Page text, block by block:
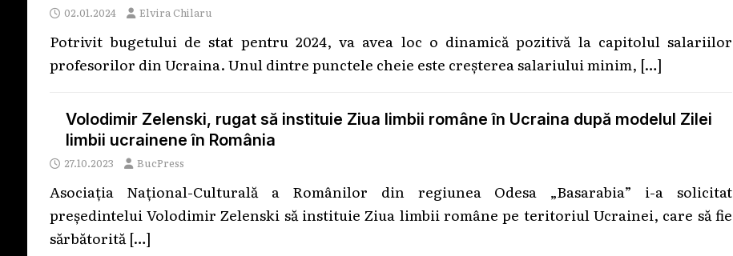
02.01.2024 Elvira Chilaru
Potrivit bugetului de stat pentru 2024, va avea loc o dinamică pozitivă la capitolul salariilor
profesorilor din Ucraina. Unul dintre punctele cheie este creșterea salariului minim, […]
Volodimir Zelenski, rugat să instituie Ziua limbii române în Ucraina după modelul Zilei
limbii ucrainene în România
27.10.2023 BucPress
Asociația Național-Culturală a Românilor din regiunea Odesa „Basarabia” i-a solicitat
președintelui Volodimir Zelenski să instituie Ziua limbii române pe teritoriul Ucrainei, care să fie
sărbătorită […]